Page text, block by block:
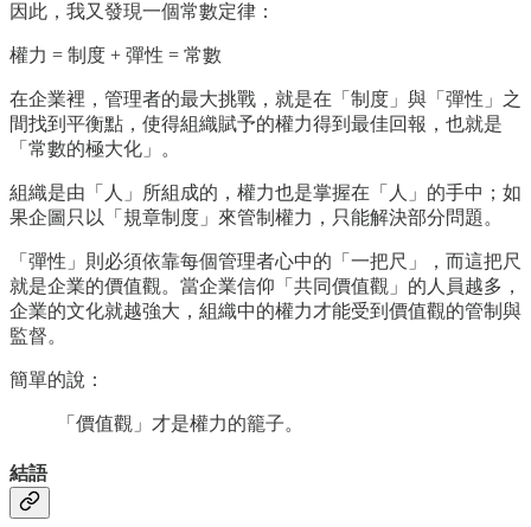
因此，我又發現一個常數定律：
權力 = 制度 + 彈性 = 常數
在企業裡，管理者的最大挑戰，就是在「制度」與「彈性」之
間找到平衡點，使得組織賦予的權力得到最佳回報，也就是
「常數的極大化」。
組織是由「人」所組成的，權力也是掌握在「人」的手中；如
果企圖只以「規章制度」來管制權力，只能解決部分問題。
「彈性」則必須依靠每個管理者心中的「一把尺」，而這把尺
就是企業的價值觀。當企業信仰「共同價值觀」的人員越多，
企業的文化就越強大，組織中的權力才能受到價值觀的管制與
監督。
簡單的說：
「價值觀」才是權力的籠子。
結語